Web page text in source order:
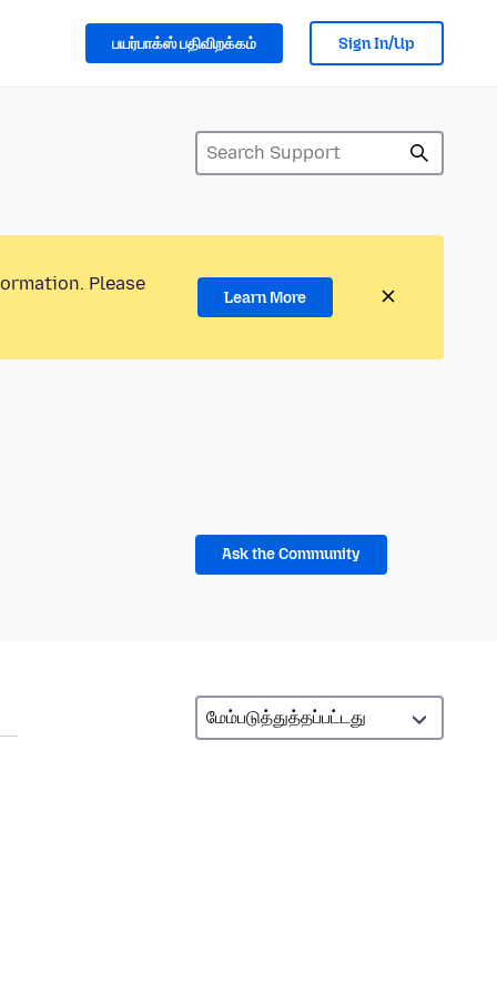
பயர்பாக்ஸ் பதிவிறக்கம் Sign In/Up
Please
Learn More
Ask the Community